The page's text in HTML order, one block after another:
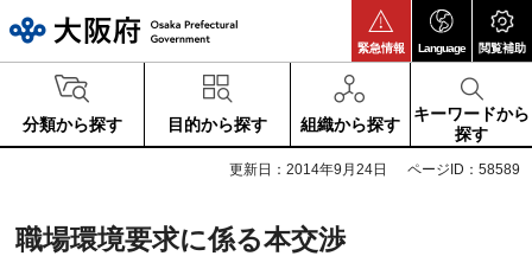
緊急情報 Language 閲覧補助
分類から探す 目的から探す 組織から探す
キーワードから
探す
更新日：2014年9月24日 ページID：58589
職場環境要求に係る本交渉